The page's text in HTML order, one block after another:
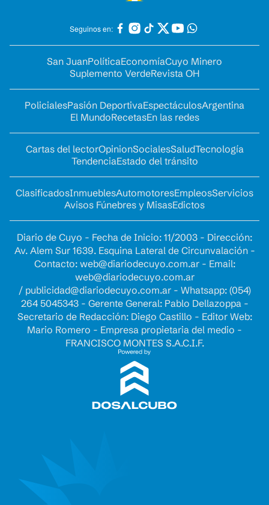
Seguinos en:
San JuanPolíticaEconomíaCuyo Minero
Suplemento VerdeRevista OH
PolicialesPasión DeportivaEspectáculosArgentina
El MundoRecetasEn las redes
Cartas del lectorOpinionSocialesSaludTecnología
TendenciaEstado del tránsito
ClasificadosInmueblesAutomotoresEmpleosServicios
Avisos Fúnebres y MisasEdictos
Diario de Cuyo - Fecha de Inicio: 11/2003 - Dirección:
Av. Alem Sur 1639. Esquina Lateral de Circunvalación -
Contacto: web@diariodecuyo.com.ar- Email:
web@diariodecuyo.com.ar
/ publicidad@diariodecuyo.com.ar- Whatsapp: (054)
264 5045343 - Gerente General: Pablo Dellazoppa -
Secretario de Redacción: Diego Castillo - Editor Web:
Mario Romero - Empresa propietaria del medio -
FRANCISCO MONTES S.A.C.I.F.